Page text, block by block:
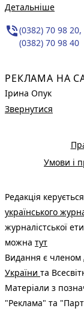
Детальніше
phone_in_talk(0382) 70 98 20,
(0382) 70 98 40
РЕКЛАМА НА
Ірина Опук
Звернутися
Умови і
Редакція
українського
журналістської
можна тут
Видання є членом
України та
Матеріали з
"Реклама" та